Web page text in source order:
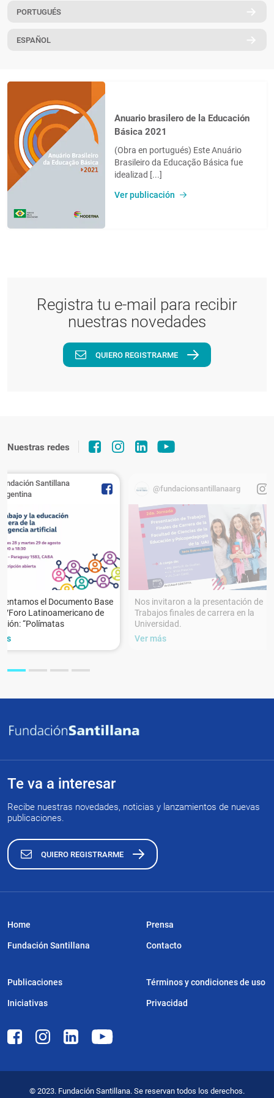
PT
PORTUGUÉS
ESPAÑOL
Anuario brasilero de la Educación
Básica 2021
(Obra en portugués) Este Anuário
Brasileiro da Educação Básica fue
idealizad [...]
Ver publicación
Registra tu e-mail para recibir
nuestras novedades
QUIERO REGISTRARME
Nuestras redes
Santillana
el Documento Base
Latinoamericano de
“Polímatas
@fundacionsantillanaarg
Nos invitaron a la presentación de
Trabajos finales de carrera en la
Universidad.
Ver más
Te va a interesar
Recibe nuestras novedades, noticias y lanzamientos de nuevas
publicaciones.
QUIERO REGISTRARME
Home
Fundación Santillana
Publicaciones
Iniciativas
Prensa
Contacto
Términos y condiciones de uso
Privacidad
© 2023. Fundación Santillana. Se reservan todos los derechos.